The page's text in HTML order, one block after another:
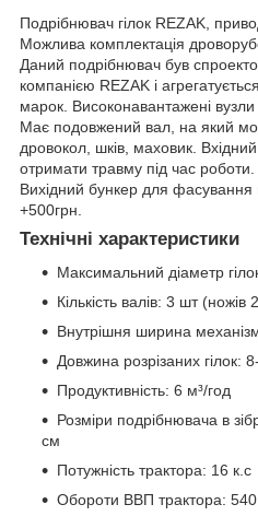
Подрібнювач гілок REZAK,
Можлива комплектація
Даний подрібнювач був
компанією REZAK і
марок. Високонавантажені
Має подовжений вал, на який
дровокол, шків, маховик.
отримати травму під час роботи.
Вихідний бункер для фасування
+500грн.
Технічні характеристики
Максимальний діаметр
Кількість валів: 3 шт (ножів
Внутрішня ширина
Довжина розрізаних гілок:
Продуктивність: 6 м³/год
Розміри подрібнювача в
см
Потужність трактора: 16 к.с
Обороти ВВП трактора: